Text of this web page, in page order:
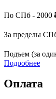
По СПб - 2000
За пределы
Подъем (за
Подробнее
Оплата